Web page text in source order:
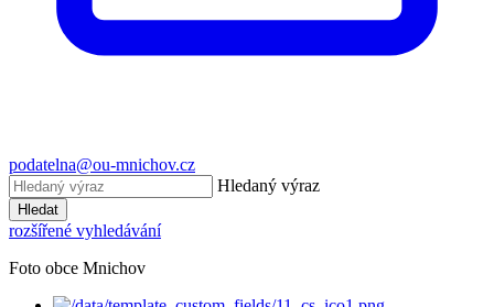
podatelna@ou-mnichov.cz
Hledaný výraz
Hledat
rozšířené vyhledávání
Foto obce Mnichov